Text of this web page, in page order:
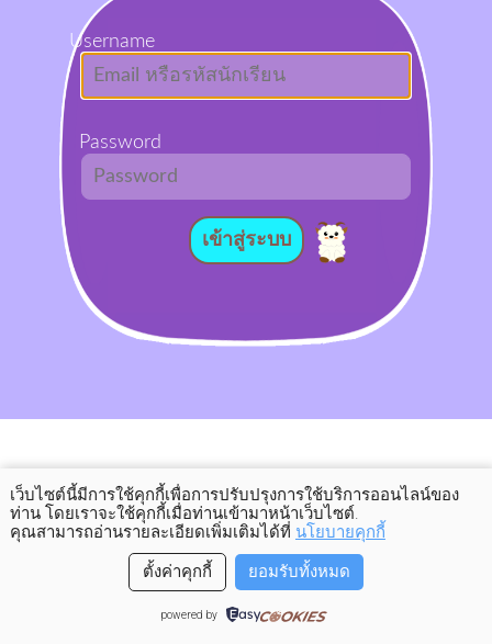
Username
Password
เข้าสู่ระบบ
เว็บไซต์นี้มีการใช้คุกกี้เพื่อการปรับปรุงการใช้บริการออนไลน์ของ
ท่าน โดยเราจะใช้คุกกี้เมื่อท่านเข้ามาหน้าเว็บไซต์.
คุณสามารถอ่านรายละเอียดเพิ่มเติมได้ที่ นโยบายคุกกี้
ตั้งค่าคุกกี้
ยอมรับทั้งหมด
powered by